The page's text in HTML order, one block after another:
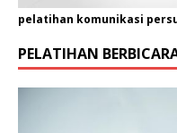
pelatihan komunikasi
PELATIHAN